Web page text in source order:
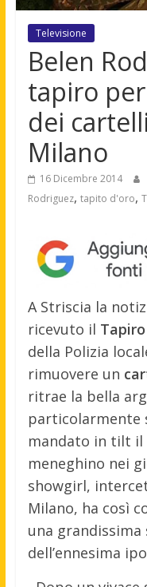
Televisione
Belen
tapiro
dei
Milano
16 Dicembre 2014
Rodriguez, tapito d'oro,
A Striscia la
ricevuto il Tapiro
della Polizia
rimuovere un
ritrae la bella
particolarmente
mandato in tilt il
meneghino nei
showgirl,
Milano, ha così
una
dell’ennesima